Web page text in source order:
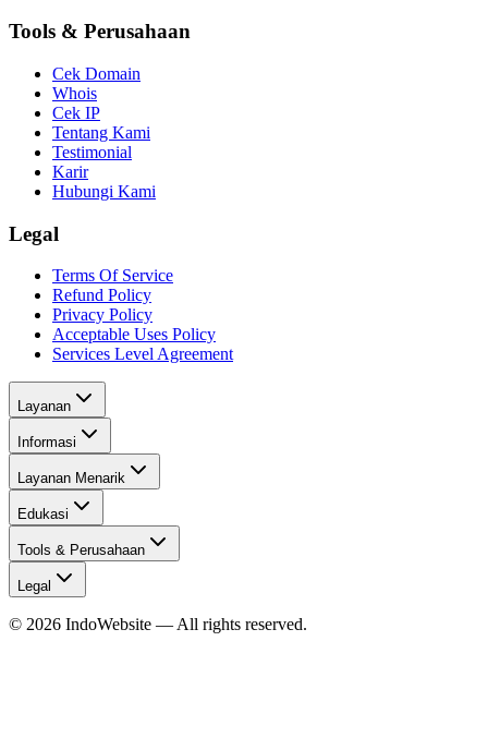
Tools & Perusahaan
Cek Domain
Whois
Cek IP
Tentang Kami
Testimonial
Karir
Hubungi Kami
Legal
Terms Of Service
Refund Policy
Privacy Policy
Acceptable Uses Policy
Services Level Agreement
Layanan
Informasi
Layanan Menarik
Edukasi
Tools & Perusahaan
Legal
© 2026 IndoWebsite — All rights reserved.